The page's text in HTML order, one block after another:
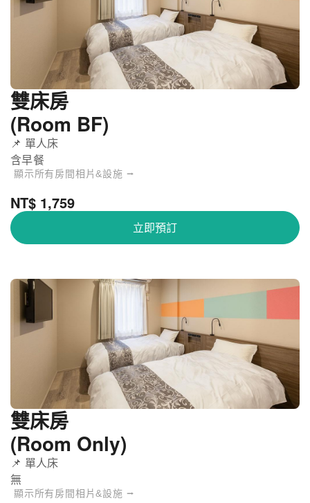
雙床房
(Room BF)
📌 單人床
含早餐
顯示所有房間相片&設施 ⭢
NT$ 1,759
立即預訂
雙床房
(Room Only)
📌 單人床
無
顯示所有房間相片&設施 ⭢